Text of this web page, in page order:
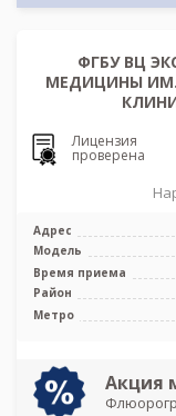
ФГБУ ВЦ
МЕДИЦИНЫ
Лицензия
проверена
Адрес
Модель
Время приема
Район
Метро
Акция